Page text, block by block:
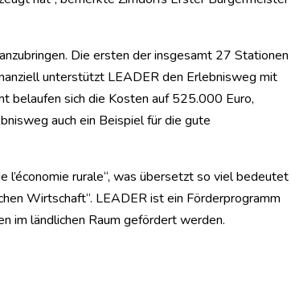
Die ersten der insgesamt 27 Stationen
unterstützt LEADER den Erlebnisweg mit
belaufen sich die Kosten auf 525.000 Euro,
auch ein Beispiel für die gute
rurale“, was übersetzt so viel bedeutet
Wirtschaft“. LEADER ist ein Förderprogramm
im ländlichen Raum gefördert werden.